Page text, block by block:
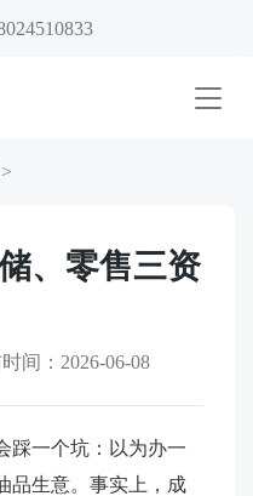
>
、零售三资
间：2026-06-08
踩一个坑：以为办一
品生意。事实上，成